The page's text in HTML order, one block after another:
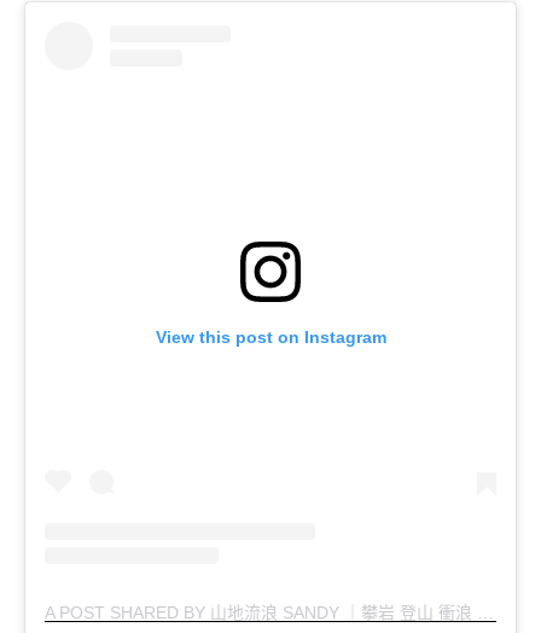
View this post on Instagram
A POST SHARED BY 山地流浪 SANDY ｜攀岩 登山 衝浪 (@TCMIAU)